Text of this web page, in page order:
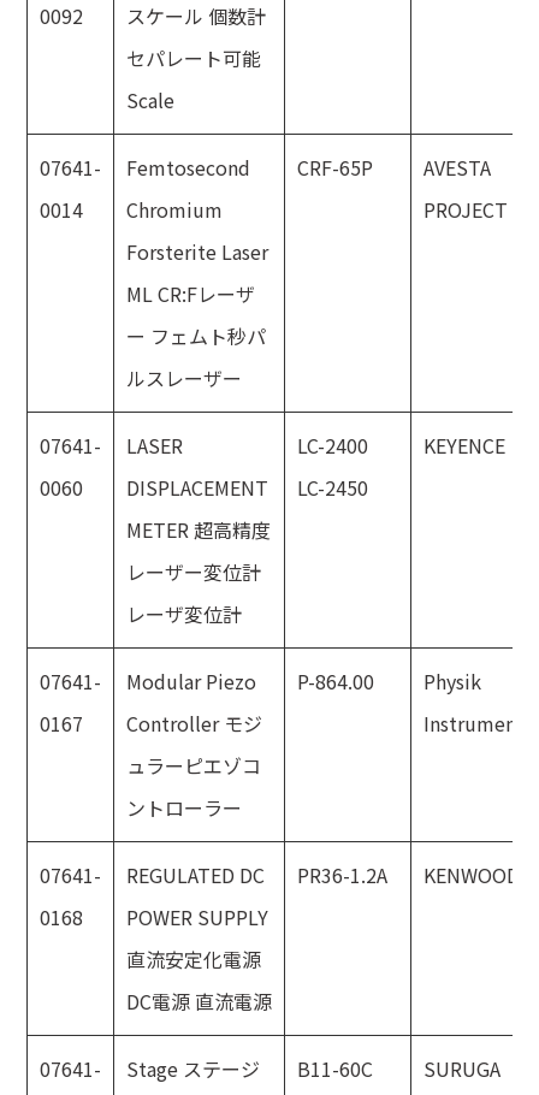
0092
スケール 個数計
セパレート可能
Scale
07641-
0014
Femtosecond
Chromium
Forsterite Laser
ML CR:Fレーザ
ー フェムト秒パ
ルスレーザー
CRF-65P
AVESTA
PROJECT
07641-
0060
LASER
DISPLACEMENT
METER 超高精度
レーザー変位計
レーザ変位計
LC-2400
LC-2450
KEYENCE
07641-
0167
Modular Piezo
Controller モジ
ュラーピエゾコ
ントローラー
P-864.00
Physik
Instrumente
07641-
0168
REGULATED DC
POWER SUPPLY
直流安定化電源
DC電源 直流電源
PR36-1.2A KENWOOD
07641-
Stage ステージ
B11-60C
SURUGA